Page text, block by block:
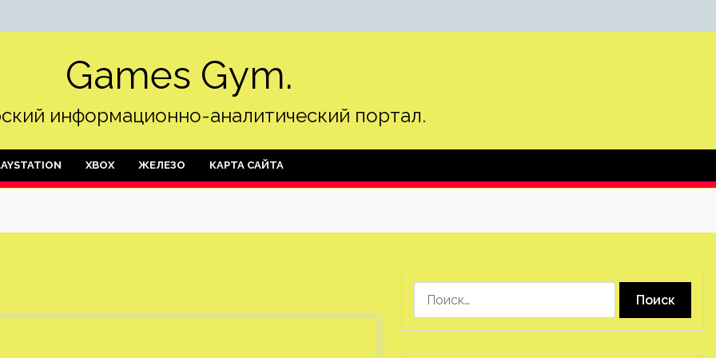
Games Gym.
информационно-аналитический портал.
XBOX ЖЕЛЕЗО КАРТА САЙТА